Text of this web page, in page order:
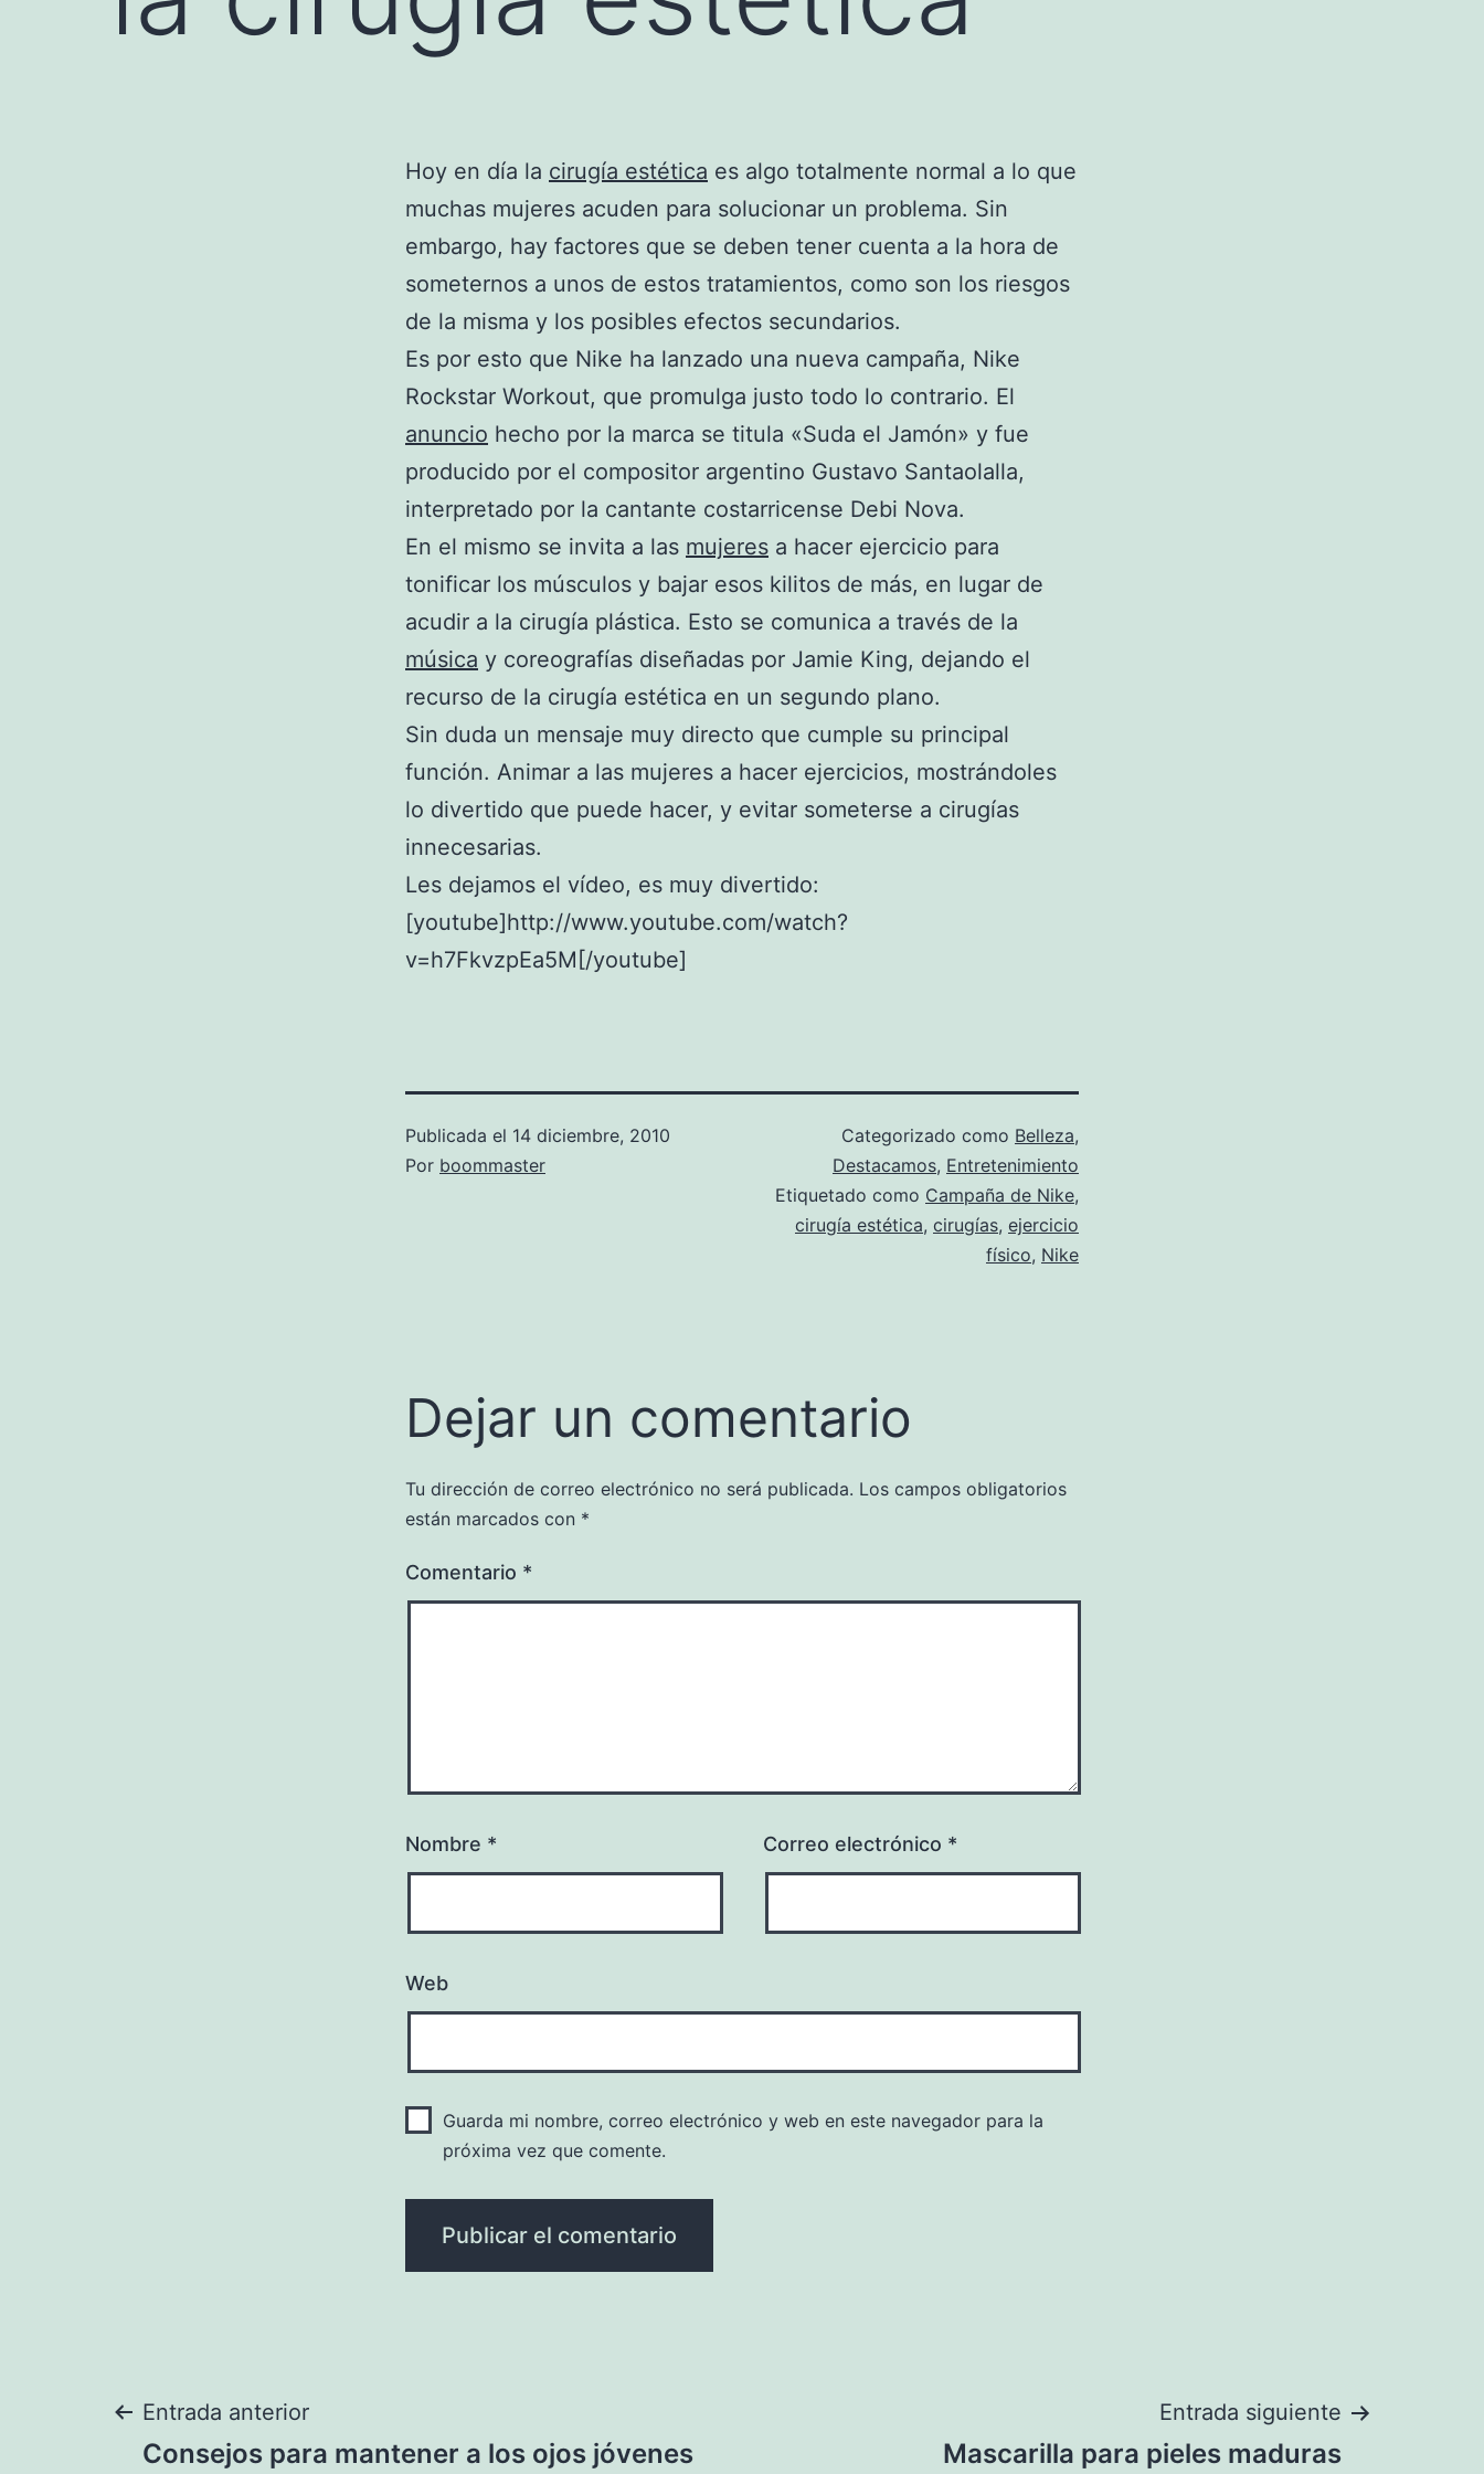
Hoy en día la cirugía estética es algo totalmente normal a lo que
muchas mujeres acuden para solucionar un problema. Sin
embargo, hay factores que se deben tener cuenta a la hora de
someternos a unos de estos tratamientos, como son los riesgos
de la misma y los posibles efectos secundarios.
Es por esto que Nike ha lanzado una nueva campaña, Nike
Rockstar Workout, que promulga justo todo lo contrario. El
anuncio hecho por la marca se titula «Suda el Jamón» y fue
producido por el compositor argentino Gustavo Santaolalla,
interpretado por la cantante costarricense Debi Nova.
En el mismo se invita a las mujeres a hacer ejercicio para
tonificar los músculos y bajar esos kilitos de más, en lugar de
acudir a la cirugía plástica. Esto se comunica a través de la
música y coreografías diseñadas por Jamie King, dejando el
recurso de la cirugía estética en un segundo plano.
Sin duda un mensaje muy directo que cumple su principal
función. Animar a las mujeres a hacer ejercicios, mostrándoles
lo divertido que puede hacer, y evitar someterse a cirugías
innecesarias.
Les dejamos el vídeo, es muy divertido:
[youtube]http://www.youtube.com/watch?
v=h7FkvzpEa5M[/youtube]
Publicada el 14 diciembre, 2010
Por boommaster
Categorizado como Belleza,
Destacamos, Entretenimiento
Etiquetado como Campaña de Nike,
cirugía estética, cirugías, ejercicio
físico, Nike
Dejar un comentario
Tu dirección de correo electrónico no será publicada. Los campos obligatorios
están marcados con *
Comentario *
Nombre * Correo electrónico *
Web
Guarda mi nombre, correo electrónico y web en este navegador para la
próxima vez que comente.
Navegación
Entrada anterior
Consejos para mantener a los ojos jóvenes
Entrada siguiente
Mascarilla para pieles maduras